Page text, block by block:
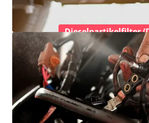
Dieselpartikelfilter